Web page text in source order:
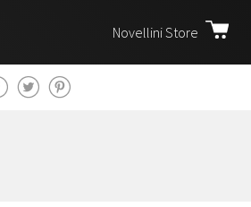
Novellini Store